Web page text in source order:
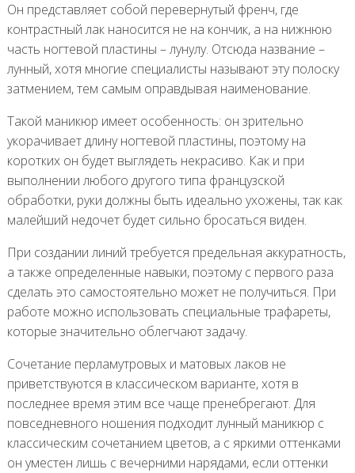
Он представляет собой перевернутый френч, где
контрастный лак наносится не на кончик, а на нижнюю
часть ногтевой пластины – лунулу. Отсюда название –
лунный, хотя многие специалисты называют эту полоску
затмением, тем самым оправдывая наименование.
Такой маникюр имеет особенность: он зрительно
укорачивает длину ногтевой пластины, поэтому на
коротких он будет выглядеть некрасиво. Как и при
выполнении любого другого типа французской
обработки, руки должны быть идеально ухожены, так как
малейший недочет будет сильно бросаться виден.
При создании линий требуется предельная аккуратность,
а также определенные навыки, поэтому с первого раза
сделать это самостоятельно может не получиться. При
работе можно использовать специальные трафареты,
которые значительно облегчают задачу.
Сочетание перламутровых и матовых лаков не
приветствуются в классическом варианте, хотя в
последнее время этим все чаще пренебрегают. Для
повседневного ношения подходит лунный маникюр с
классическим сочетанием цветов, а с яркими оттенками
он уместен лишь с вечерними нарядами, если оттенки